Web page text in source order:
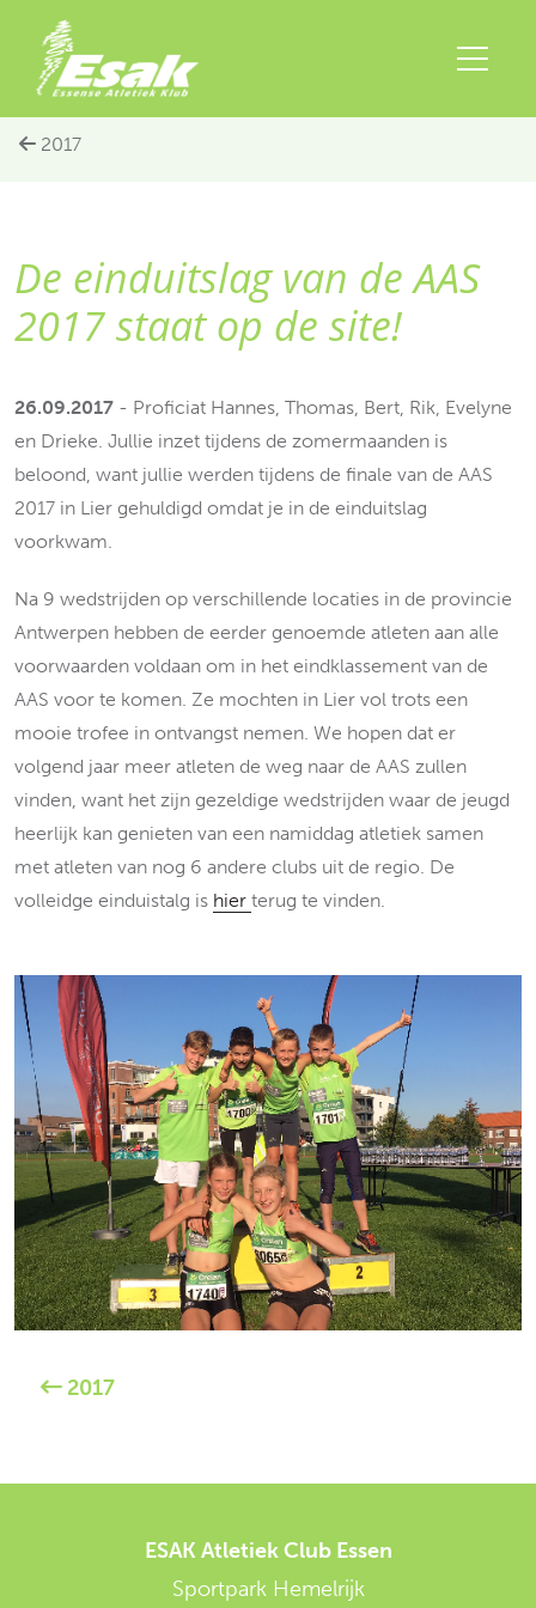
2017
De einduitslag van de AAS
2017 staat op de site!
26.09.2017 - Proficiat Hannes, Thomas, Bert, Rik, Evelyne
en Drieke. Jullie inzet tijdens de zomermaanden is
beloond, want jullie werden tijdens de finale van de AAS
2017 in Lier gehuldigd omdat je in de einduitslag
voorkwam.
Na 9 wedstrijden op verschillende locaties in de provincie
Antwerpen hebben de eerder genoemde atleten aan alle
voorwaarden voldaan om in het eindklassement van de
AAS voor te komen. Ze mochten in Lier vol trots een
mooie trofee in ontvangst nemen. We hopen dat er
volgend jaar meer atleten de weg naar de AAS zullen
vinden, want het zijn gezeldige wedstrijden waar de jeugd
heerlijk kan genieten van een namiddag atletiek samen
met atleten van nog 6 andere clubs uit de regio. De
volleidge einduistalg is hier terug te vinden.
2017
ESAK Atletiek Club Essen
Sportpark Hemelrijk